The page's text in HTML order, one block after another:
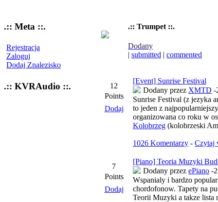
.:: Meta ::.
Rejestracja
Zaloguj
Dodaj Znalezisko
.:: KVRAudio ::.
.:: Trumpet ::.
Dodany
| submitted | commented
12
Points
Dodaj
[Event] Sunrise Festival
Dodany przez XMTD -
Sunrise Festival (z jezyka
to jeden z
organizowana co roku w
Kolobrzeg (kolobrzeski
1026 Komentarzy - Czytaj
7
Points
Dodaj
[Piano] Teoria Muzyki
Dodany przez ePiano -
Wspanialy i bardzo
chordofonow. Tapety na
Teorii Muzyki a takze lista